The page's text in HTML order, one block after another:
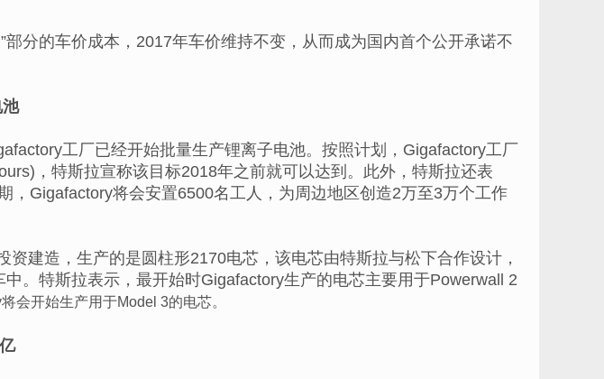
部分的车价成本，2017年车价维持不变，从而成为国内首个公开承诺不
工厂已经开始批量生产锂离子电池。按照计划，Gigafactory工厂
，特斯拉宣称该目标2018年之前就可以达到。此外，特斯拉还表
，Gigafactory将会安置6500名工人，为周边地区创造2万至3万个工作
建造，生产的是圆柱形2170电芯，该电芯由特斯拉与松下合作设计，
。特斯拉表示，最开始时Gigafactory生产的电芯主要用于Powerwall 2
会开始生产用于Model 3的电芯。